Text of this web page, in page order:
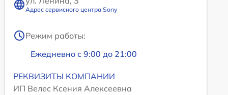
Адрес сервисного центра Sony
Режим работы:
Ежедневно с 9:00 до 21:00
РЕКВИЗИТЫ КОМПАНИИ
ИП Велес Ксения Алексеевна